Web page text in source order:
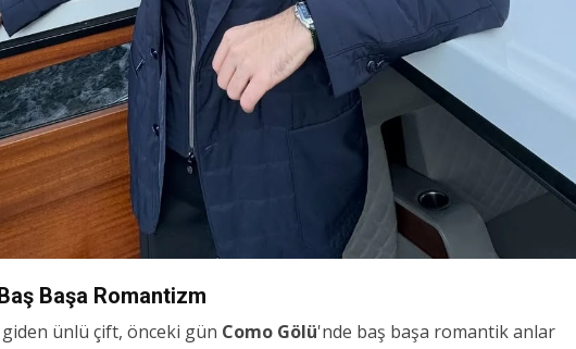
Başa Romantizm
ünlü çift, önceki gün Como Gölü'nde baş başa romantik anlar